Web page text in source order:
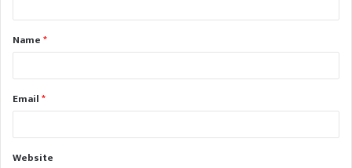
t
*Name*
Email*
Website